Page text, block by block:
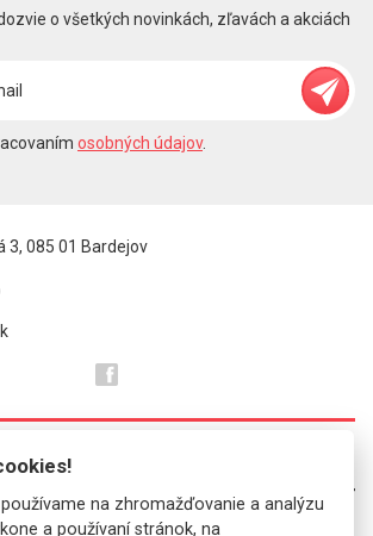
o všetkých novinkách, zľavách a akciách
osobných údajov.
3, 085 01 Bardejov
na zhromažďovanie a analýzu
a používaní stránok, na